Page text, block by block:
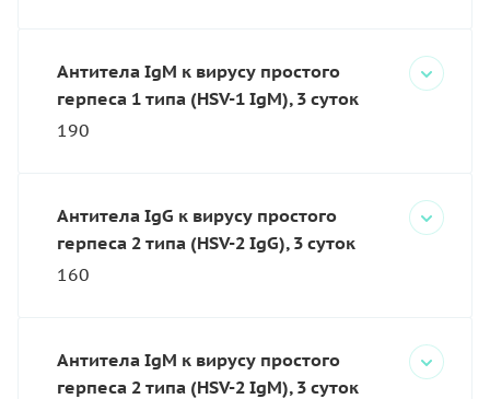
Антитела IgM к вирусу простого
герпеса 1 типа (HSV-1 IgM), 3 суток
190
Антитела IgG к вирусу простого
герпеса 2 типа (HSV-2 IgG), 3 суток
160
Антитела IgM к вирусу простого
герпеса 2 типа (HSV-2 IgM), 3 суток